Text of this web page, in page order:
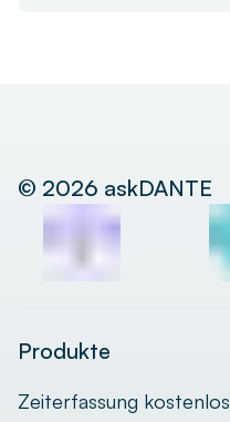
© 2026 askDANTE
Produkte
Zeiterfassung kostenlos